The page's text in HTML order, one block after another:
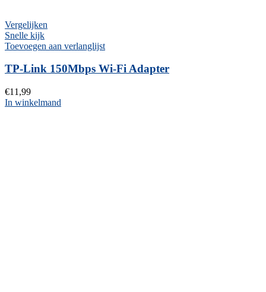
Vergelijken
Snelle kijk
Toevoegen aan verlanglijst
TP-Link 150Mbps Wi-Fi Adapter
€11,99
In winkelmand